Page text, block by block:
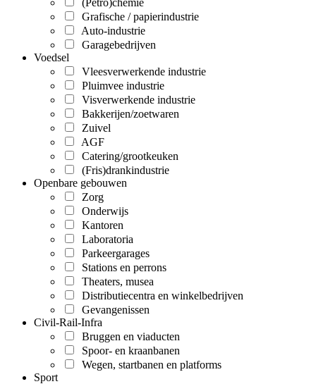
Grafische / papierindustrie
Auto-industrie
Garagebedrijven
Voedsel
Vleesverwerkende industrie
Pluimvee industrie
Visverwerkende industrie
Bakkerijen/zoetwaren
Zuivel
AGF
Catering/grootkeuken
(Fris)drankindustrie
Openbare gebouwen
Zorg
Onderwijs
Kantoren
Laboratoria
Parkeergarages
Stations en perrons
Theaters, musea
Distributiecentra en winkelbedrijven
Gevangenissen
Civil-Rail-Infra
Bruggen en viaducten
Spoor- en kraanbanen
Wegen, startbanen en platforms
Sport